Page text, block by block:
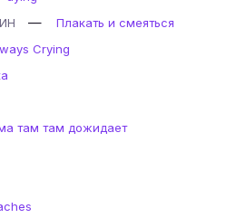
—
Плакать и смеяться
Crying
там там дожидает